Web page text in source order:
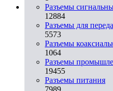
Разъeмы
12884
Разъeмы для
5573
Разъeмы
1064
Разъeмы
19455
Разъeмы питания
7989